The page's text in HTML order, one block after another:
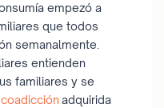
empezó a
que todos
semanalmente.
entienden
familiares y se
coadicciónadquirida